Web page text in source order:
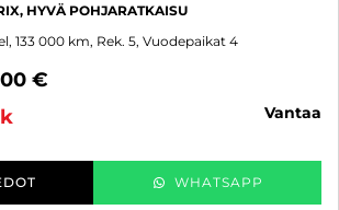
HYVÄ POHJARATKAISU
133 000 km, Rek. 5, Vuodepaikat 4
€
vantaa
WHATSAPP